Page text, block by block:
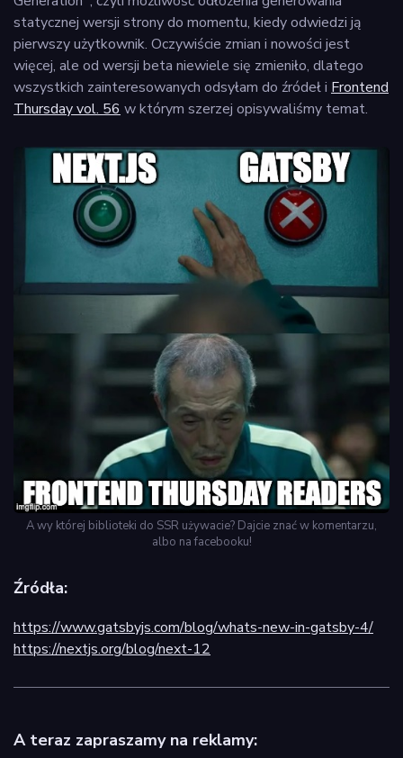
statycznej wersji strony do momentu, kiedy odwiedzi ją
pierwszy użytkownik. Oczywiście zmian i nowości jest
więcej, ale od wersji beta niewiele się zmieniło, dlatego
wszystkich zainteresowanych odsyłam do źródeł i Frontend
Thursday vol. 56 w którym szerzej opisywaliśmy temat.
A wy której biblioteki do SSR używacie? Dajcie znać w komentarzu,
albo na facebooku!
Źródła:
https://www.gatsbyjs.com/blog/whats-new-in-gatsby-4/
https://nextjs.org/blog/next-12
A teraz zapraszamy na reklamy: